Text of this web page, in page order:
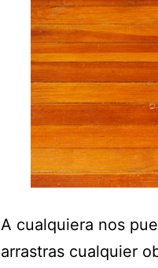
A cualquiera nos
arrastras cualquier